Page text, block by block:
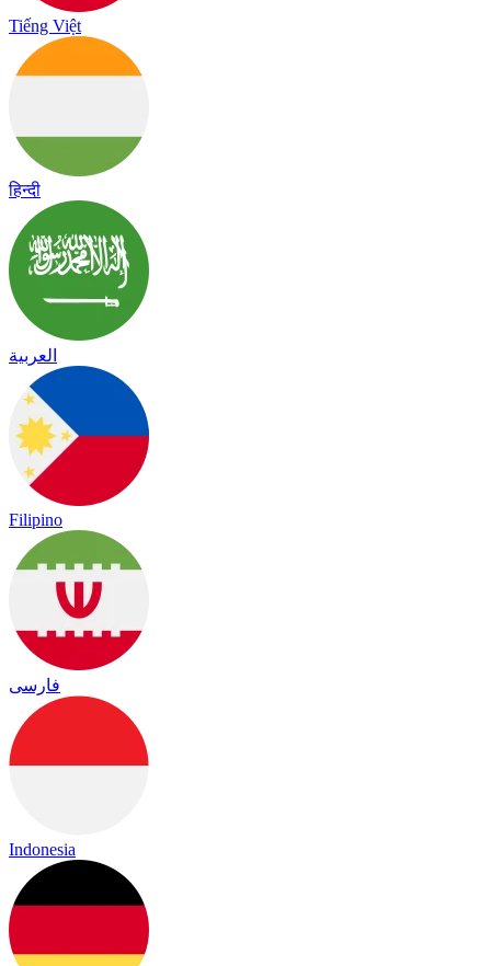
Tiếng Việt
हिन्दी
العربية
Filipino
فارسی
Indonesia